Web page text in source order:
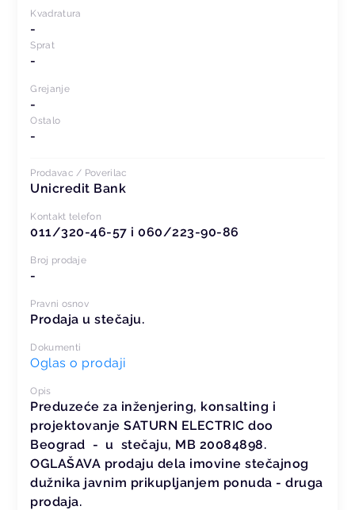
Kvadratura
-
Sprat
-
Grejanje
-
Ostalo
-
Prodavac / Poverilac
Unicredit Bank
Kontakt telefon
011/320-46-57 i 060/223-90-86
Broj prodaje
-
Pravni osnov
Prodaja u stečaju.
Dokumenti
Oglas o prodaji
Opis
Preduzeće za inženjering, konsalting i
projektovanje SATURN ELECTRIC doo
Beograd - u stečaju, MB 20084898.
OGLAŠAVA prodaju dela imovine stečajnog
dužnika javnim prikupljanjem ponuda - druga
prodaja.